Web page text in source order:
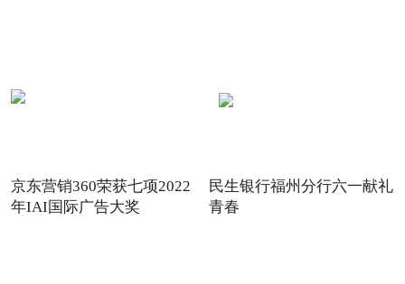
京东营销360荣获七项2022
年IAI国际广告大奖
民生银行福州分行六一献礼
青春